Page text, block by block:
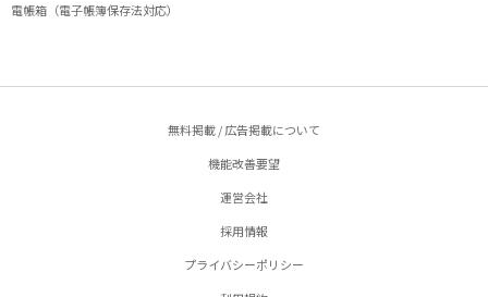
電帳箱（電子帳簿保存法対応）
無料掲載 / 広告掲載について
機能改善要望
運営会社
採用情報
プライバシーポリシー